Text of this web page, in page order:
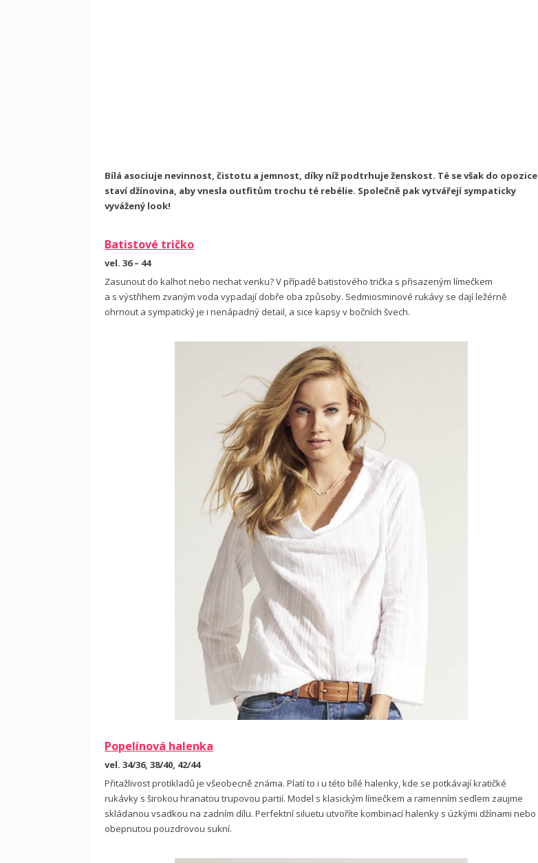
Bílá asociuje nevinnost, čistotu a jemnost, díky níž podtrhuje ženskost. Té se však do opozice
staví džínovina, aby vnesla outfitům trochu té rebélie. Společně pak vytvářejí sympaticky
vyvážený look!
Batistové tričko
vel. 36 – 44
Zasunout do kalhot nebo nechat venku? V případě batistového trička s přisazeným límečkem
a s výstřihem zvaným voda vypadají dobře oba způsoby. Sedmiosminové rukávy se dají ležérně
ohrnout a sympatický je i nenápadný detail, a sice kapsy v bočních švech.
Popelínová halenka
vel. 34/36, 38/40, 42/44
Přitažlivost protikladů je všeobecně známa. Platí to i u této bílé halenky, kde se potkávají kratičké
rukávky s širokou hranatou trupovou partií. Model s klasickým límečkem a ramenním sedlem zaujme
skládanou vsadkou na zadním dílu. Perfektní siluetu utvoříte kombinací halenky s úzkými džínami nebo
obepnutou pouzdrovou sukní.